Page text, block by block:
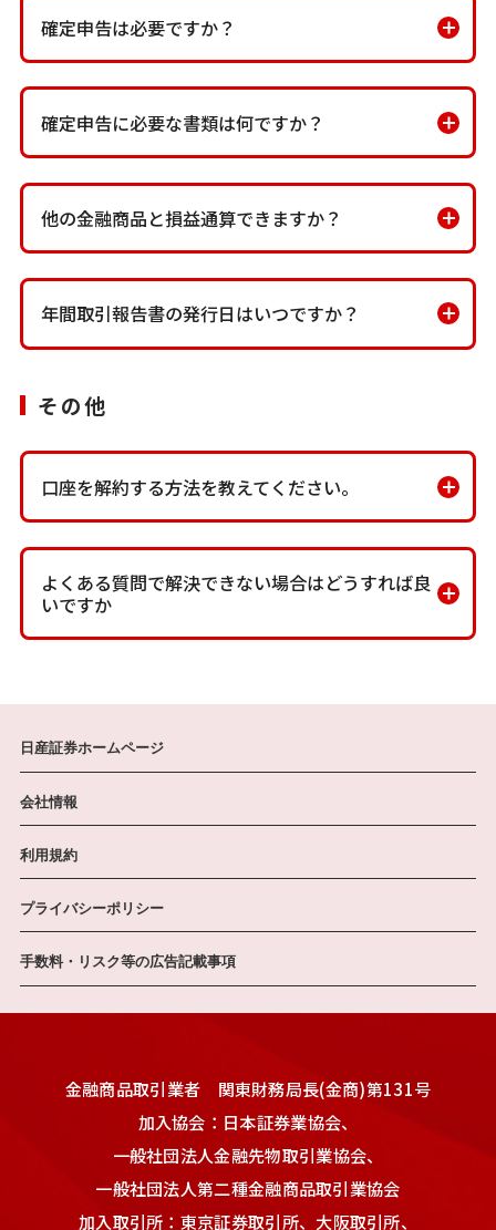
確定申告は必要ですか？
確定申告に必要な書類は何ですか？
他の金融商品と損益通算できますか？
年間取引報告書の発⾏⽇はいつですか？
その他
口座を解約する方法を教えてください。
よくある質問で解決できない場合はどうすれば良
いですか
日産証券ホームページ
会社情報
利用規約
プライバシーポリシー
手数料・リスク等の広告記載事項
金融商品取引業者 関東財務局長(金商)第131号
加入協会：日本証券業協会、
一般社団法人金融先物取引業協会、
一般社団法人第二種金融商品取引業協会
加入取引所：東京証券取引所、大阪取引所、